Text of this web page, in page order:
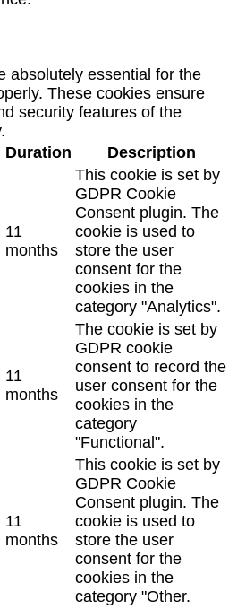
absolutely essential for the
These cookies ensure
security features of the
Duration Description
11
months
This cookie is set by
GDPR Cookie
Consent plugin. The
cookie is used to
store the user
consent for the
cookies in the
category "Analytics".
11
months
The cookie is set by
GDPR cookie
consent to record the
user consent for the
cookies in the
category
"Functional".
11
months
This cookie is set by
GDPR Cookie
Consent plugin. The
cookie is used to
store the user
consent for the
cookies in the
category "Other.